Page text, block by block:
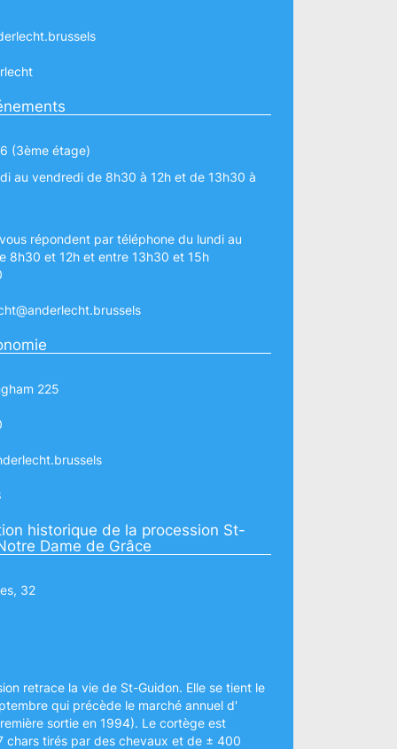
(3ème étage)
au vendredi de 8h30 à 12h et de 13h30 à
répondent par téléphone du lundi au
8h30 et 12h et entre 13h30 et 15h
225
historique de la procession St-
Dame de Grâce
32
retrace la vie de St-Guidon. Elle se tient le
qui précède le marché annuel d'
sortie en 1994). Le cortège est
chars tirés par des chevaux et de ± 400